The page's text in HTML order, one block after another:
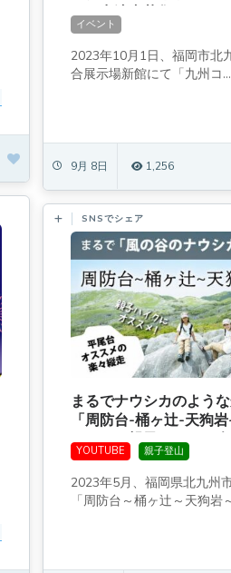
ジ」出演者募集！
イベント
2023年10月1日、福岡市北
合展示場新館にて「九州コ...
9月 8日 1,256
SNSでシェア
まるでナウシカのよう
「周防台-桶ヶ辻-天狗
コースは親子ハイクで楽
YOUTUBE 親子登山
2023年5月、福岡県北九州
「周防台～桶ヶ辻～天狗岩